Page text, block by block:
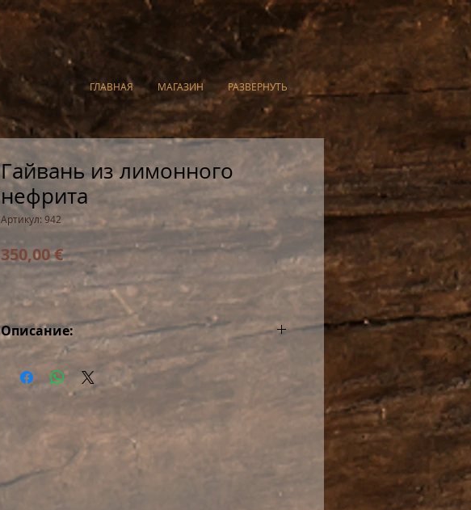
Гайвань из лимонного
нефрита
Артикул: 942
350,00 €Цена
Описание:
Культ нефрита распространен у монголов
и китайцев. Поверхность истинного нефрита
не царапается, имеет характерный яркий
звон при соприкосновении с другой
нефритовой поверхностью.
Из нефрита китайцы делаю абсолютно все:
ГЛАВНАЯ МАГАЗИН РАЗВЕРНУТЬ